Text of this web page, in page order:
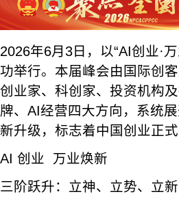
2026年6月3日，以“AI创业·
功举行。本届峰会由国际创
创业家、科创家、投资机构
牌、AI经营四大方向，系统
新升级，标志着中国创业正式
AI 创业 万业焕新
三阶跃升：立神、立势、立新